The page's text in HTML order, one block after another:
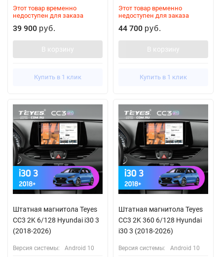
Этот товар временно
недоступен для заказа
39 900 руб.
В корзину
Купить в 1 клик
Этот товар временно
недоступен для заказа
44 700 руб.
В корзину
Купить в 1 клик
Штатная магнитола Teyes
CC3 2K 6/128 Hyundai i30 3
(2018-2026)
Версия системы: Android 10
Штатная магнитола Teyes
CC3 2K 360 6/128 Hyundai
i30 3 (2018-2026)
Версия системы: Android 10